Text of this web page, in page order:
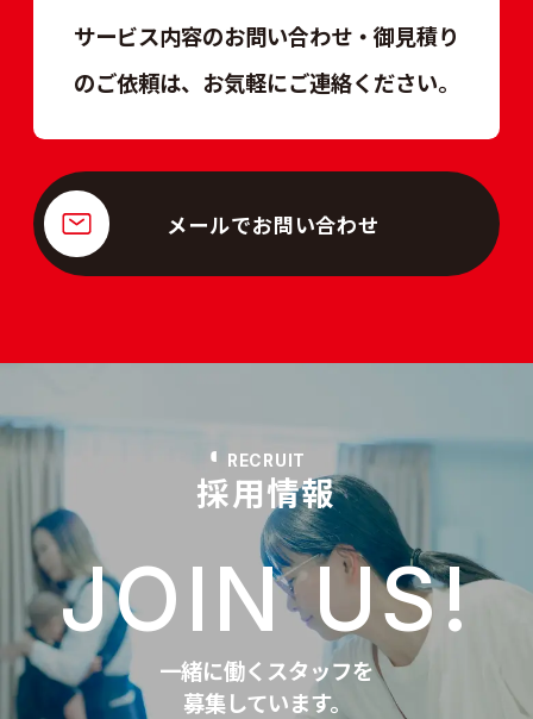
サービス内容のお問い合わせ・御見積り
のご依頼は、 お気軽にご連絡ください。
メールでお問い合わせ
採用情報
RECRUIT
JOIN US!
一緒に働くスタッフを
募集しています。